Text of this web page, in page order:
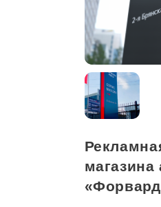
магазина